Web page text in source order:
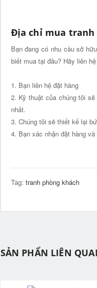
Địa chỉ mua tranh
Bạn đang có nhu cầu sở
biết mua tại đâu? Hãy liên
1. Bạn liên hệ đặt hàng
2. Kỹ thuật của chúng tôi
nhất.
3. Chúng tôi sẽ thiết kế lại
4. Bạn xác nhận đặt hàng
Tag: tranh phòng khách
SẢN PHẨN LIÊN